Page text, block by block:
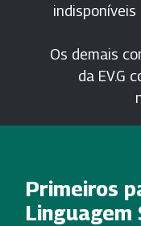
Os demais
da EV.G
Primeiros
Linguagem